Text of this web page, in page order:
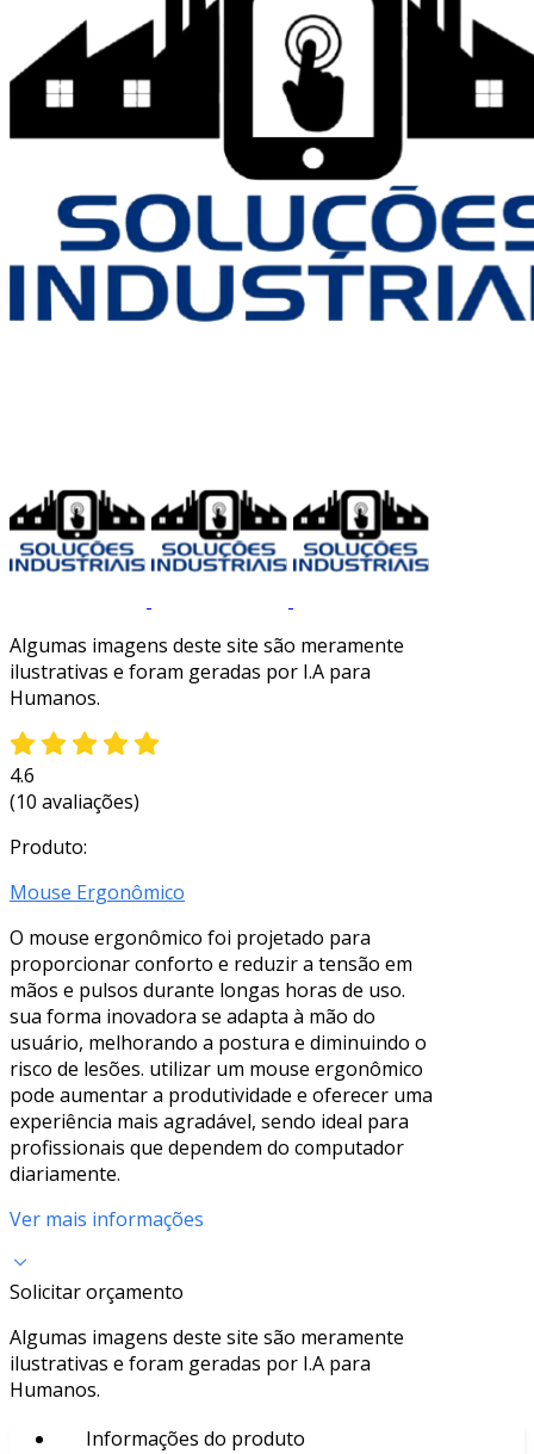
Algumas imagens deste site são meramente
ilustrativas e foram geradas por I.A para
Humanos.
4.6
(10 avaliações)
Produto:
Mouse Ergonômico
O mouse ergonômico foi projetado para
proporcionar conforto e reduzir a tensão em
mãos e pulsos durante longas horas de uso.
sua forma inovadora se adapta à mão do
usuário, melhorando a postura e diminuindo o
risco de lesões. utilizar um mouse ergonômico
pode aumentar a produtividade e oferecer uma
experiência mais agradável, sendo ideal para
profissionais que dependem do computador
diariamente.
Ver mais informações
Solicitar orçamento
Algumas imagens deste site são meramente
ilustrativas e foram geradas por I.A para
Humanos.
Informações do produto